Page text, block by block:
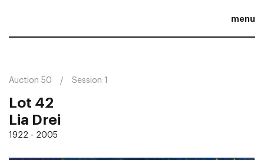
menu
Auction 50 Session 1
Lot 42
Lia Drei
1922 - 2005